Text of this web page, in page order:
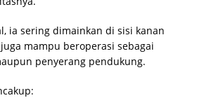
ia sering dimainkan di sisi kanan
mampu beroperasi sebagai
penyerang pendukung.